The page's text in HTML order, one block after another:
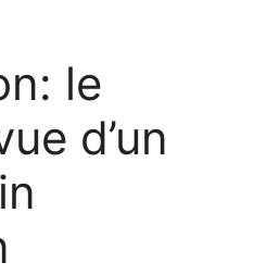
le
d’un